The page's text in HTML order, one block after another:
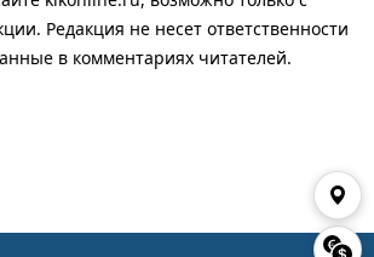
Редакция не несет ответственности
в комментариях читателей.